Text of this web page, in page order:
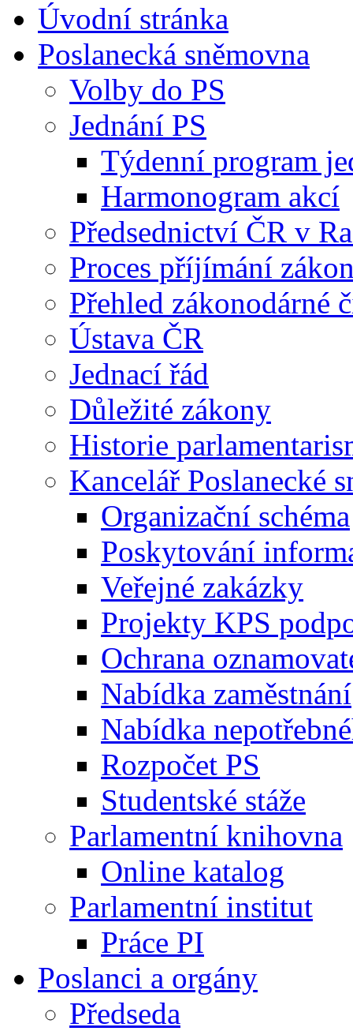
Úvodní stránka
Poslanecká sněmovna
Volby do PS
Jednání PS
Týdenní program
Harmonogram akcí
Předsednictví ČR v
Proces příjímání
Přehled zákonodárné
Ústava ČR
Jednací řád
Důležité zákony
Historie
Kancelář Poslanecké
Organizační schéma
Poskytování
Veřejné zakázky
Projekty KPS
Ochrana
Nabídka zaměstnání
Nabídka
Rozpočet PS
Studentské stáže
Parlamentní knihovna
Online katalog
Parlamentní institut
Práce PI
Poslanci a orgány
Předseda